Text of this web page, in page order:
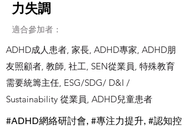
力失調
適合參加者：
ADHD成人患者, 家長, ADHD專家, ADHD朋
友照顧者, 教師, 社工, SEN從業員, 特殊教育
需要統籌主任, ESG/SDG/ D&I /
Sustainability 從業員, ADHD兒童患者
#ADHD網絡研討會, #專注力提升, #認知控